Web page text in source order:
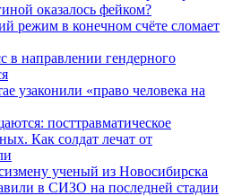
оказалось фейком?
режим в конечном счёте сломает
в направлении гендерного
узаконили «право человека на
посттравматическое
Как солдат лечат от
ученый из Новосибирска
в СИЗО на последней стадии